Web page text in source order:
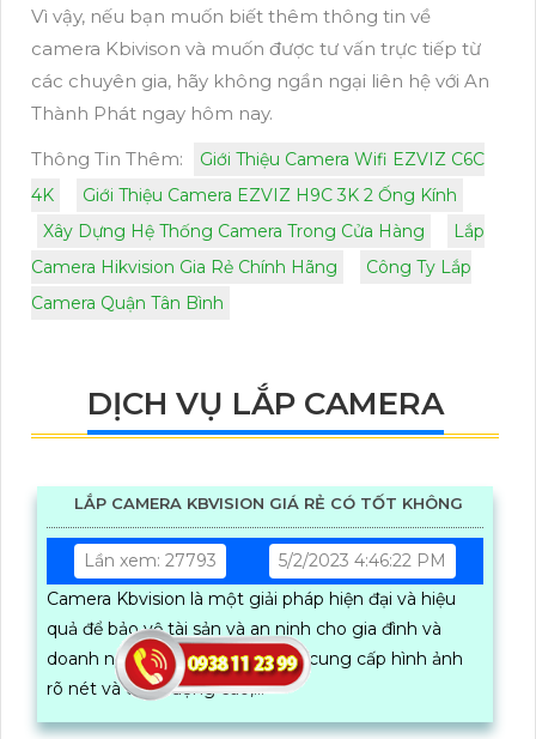
Vì vậy, nếu bạn muốn biết thêm thông tin về
camera Kbivison và muốn được tư vấn trực tiếp từ
các chuyên gia, hãy không ngần ngại liên hệ với An
Thành Phát ngay hôm nay.
Thông Tin Thêm:
Giới Thiệu Camera Wifi EZVIZ C6C
4K
Giới Thiệu Camera EZVIZ H9C 3K 2 Ống Kính
Xây Dựng Hệ Thống Camera Trong Cửa Hàng
Lắp
Camera Hikvision Gia Rẻ Chính Hãng
Công Ty Lắp
Camera Quận Tân Bình
DỊCH VỤ LẮP CAMERA
LẮP CAMERA KBVISION GIÁ RẺ CÓ TỐT KHÔNG
Lần xem: 27793
5/2/2023 4:46:22 PM
Camera Kbvision là một giải pháp hiện đại và hiệu
quả để bảo vệ tài sản và an ninh cho gia đình và
doanh nghiệp của bạn. Với việc cung cấp hình ảnh
rõ nét và chất lượng cao,...